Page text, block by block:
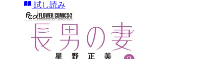
試し読み